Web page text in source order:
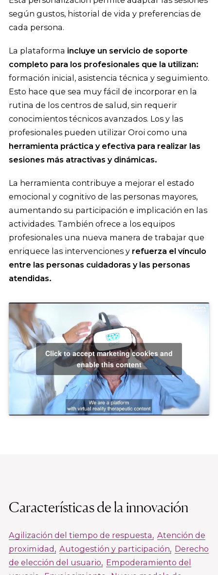
según gustos, historial de vida y preferencias de
cada persona.
La plataforma incluye un servicio de soporte
completo para los profesionales que la utilizan:
formación inicial, asistencia técnica y seguimiento.
Esto hace que sea muy fácil de incorporar en la
rutina de los centros de salud, sin requerir
conocimientos técnicos avanzados. Los y las
profesionales pueden utilizar Oroi como una
herramienta práctica y efectiva para realizar las
sesiones más atractivas y dinámicas.
La herramienta contribuye a mejorar el estado
emocional y cognitivo de las personas mayores,
aumentando su participación e implicación en las
actividades. También ofrece a los equipos
profesionales una nueva manera de trabajar que
enriquece las intervenciones y refuerza el vínculo
entre las personas cuidadoras y las personas
atendidas.
Click to accept marketing cookies and
enable this content
Características de la innovación
Agilización del tiempo de respuesta Atención de
proximidad Autogestión y participación Derecho
de elección del usuario Empoderamiento del